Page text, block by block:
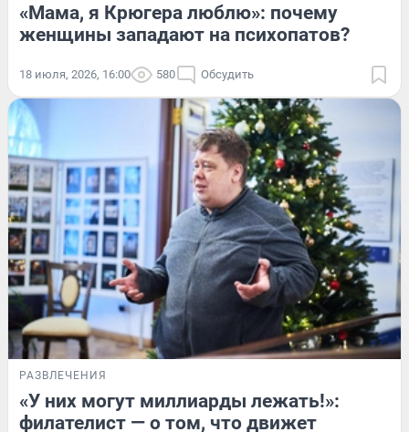
«Мама, я Крюгера люблю»: почему
женщины западают на психопатов?
18 июля, 2026, 16:00 580 Обсудить
РАЗВЛЕЧЕНИЯ
«У них могут миллиарды лежать!»:
филателист — о том, что движет